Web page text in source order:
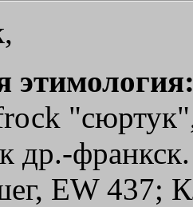
др.-
ЕW 437;